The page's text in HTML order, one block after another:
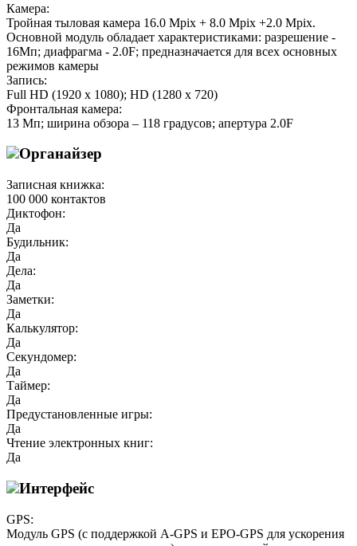
Камера:
Тройная тыловая камера 16.0 Mpix + 8.0 Mpix +2.0 Mpix.
Основной модуль обладает характеристиками: разрешение -
16Мп; диафрагма - 2.0F; предназначается для всех основных
режимов камеры
Запись:
Full HD (1920 x 1080); HD (1280 х 720)
Фронтальная камера:
13 Мп; ширина обзора – 118 градусов; апертура 2.0F
Органайзер
Записная книжка:
100 000 контактов
Диктофон:
Да
Будильник:
Да
Дела:
Да
Заметки:
Да
Калькулятор:
Да
Секундомер:
Да
Таймер:
Да
Предустановленные игры:
Да
Чтение электронных книг:
Да
Интерфейс
GPS:
Модуль GPS (с поддержкой A-GPS и EPO-GPS для ускорения